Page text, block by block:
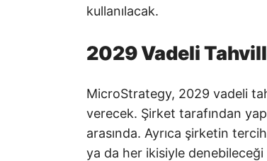
kullanılacak.
2029 Vadeli
MicroStrategy, 2029 vadeli
verecek. Şirket tarafından
arasında. Ayrıca şirketin
ya da her ikisiyle denebileceği